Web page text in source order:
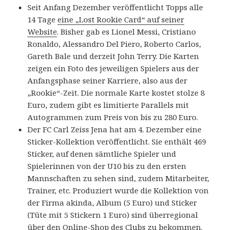
Seit Anfang Dezember veröffentlicht Topps alle
14 Tageeine „Lost Rookie Card“ auf seiner
Website. Bisher gab es Lionel Messi, Cristiano
Ronaldo, Alessandro Del Piero, Roberto Carlos,
Gareth Bale und derzeit John Terry. Die Karten
zeigen ein Foto des jeweiligen Spielers aus der
Anfangsphase seiner Karriere, also aus der
„Rookie“-Zeit. Die normale Karte kostet stolze 8
Euro, zudem gibt es limitierte Parallels mit
Autogrammen zum Preis von bis zu 280 Euro.
Der FC Carl Zeiss Jena hat am 4. Dezember eine
Sticker-Kollektion veröffentlicht. Sie enthält 469
Sticker, auf denen sämtliche Spieler und
Spielerinnen von der U10 bis zu den ersten
Mannschaften zu sehen sind, zudem Mitarbeiter,
Trainer, etc. Produziert wurde die Kollektion von
der Firma akinda, Album (5 Euro) und Sticker
(Tüte mit 5 Stickern 1 Euro) sind überregional
über den Online-Shop des Clubs zu bekommen.